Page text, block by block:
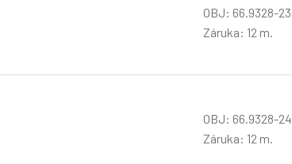
OBJ: 66.9328-23
Záruka: 12 m.
OBJ: 66.9328-24
Záruka: 12 m.